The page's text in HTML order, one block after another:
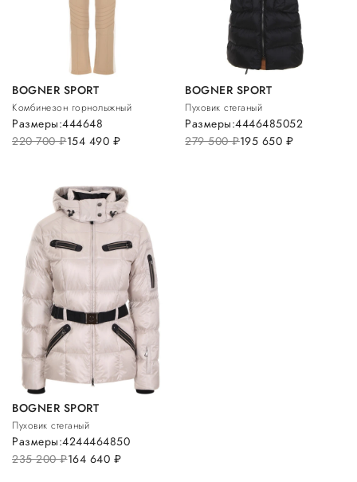
BOGNER SPORT
Комбинезон горнолыжный
220 700руб.154 490 руб.
Размеры:444648
BOGNER SPORT
Пуховик стеганый
279 500руб.195 650 руб.
Размеры:4446485052
BOGNER SPORT
Пуховик стеганый
235 200руб.164 640 руб.
Размеры:4244464850